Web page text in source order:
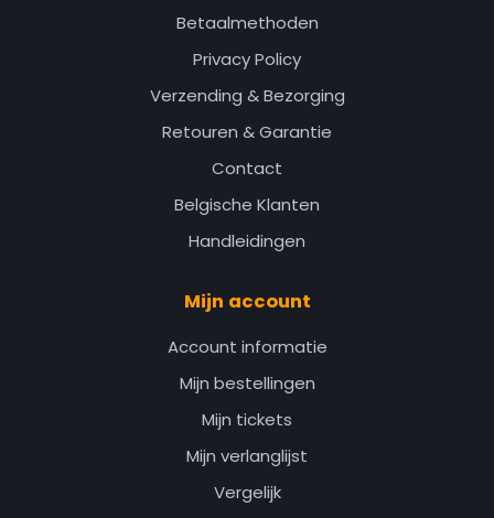
Betaalmethoden
Privacy Policy
Verzending & Bezorging
Retouren & Garantie
Contact
Belgische Klanten
Handleidingen
Mijn account
Account informatie
Mijn bestellingen
Mijn tickets
Mijn verlanglijst
Vergelijk